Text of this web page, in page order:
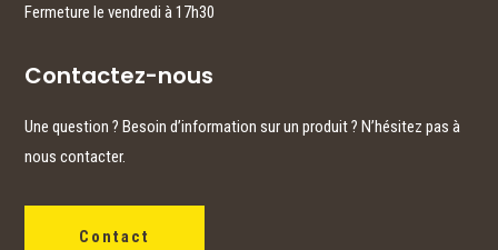
Fermeture le vendredi à 17h30
Contactez-nous
Une question ? Besoin d’information sur un produit ? N’hésitez pas à
nous contacter.
Contact